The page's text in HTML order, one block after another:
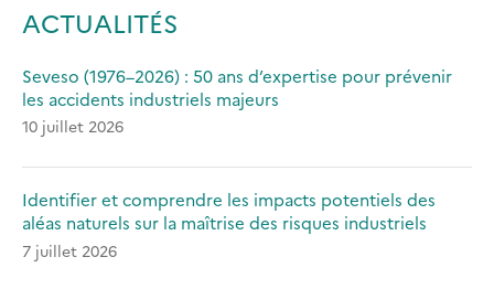
ACTUALITÉS
Seveso (1976–2026) : 50 ans d’expertise pour prévenir
les accidents industriels majeurs
10 juillet 2026
Identifier et comprendre les impacts potentiels des
aléas naturels sur la maîtrise des risques industriels
7 juillet 2026